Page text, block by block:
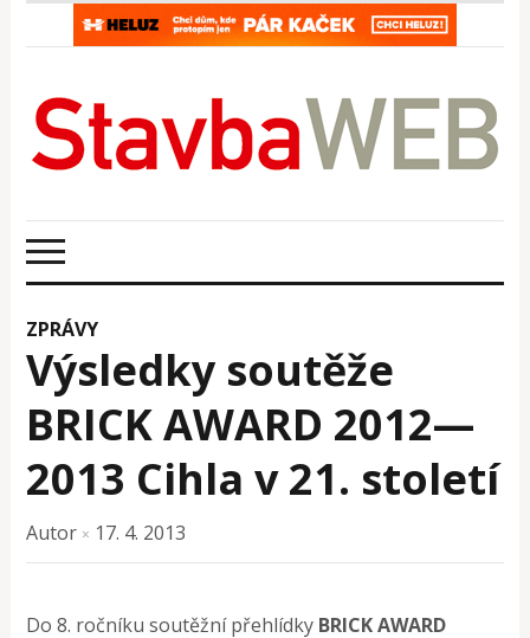
ZPRÁVY
Výsledky soutěže
BRICK AWARD 2012—
2013 Cihla v 21. století
Autor × 17. 4. 2013
Do 8. ročníku soutěžní přehlídky BRICK AWARD